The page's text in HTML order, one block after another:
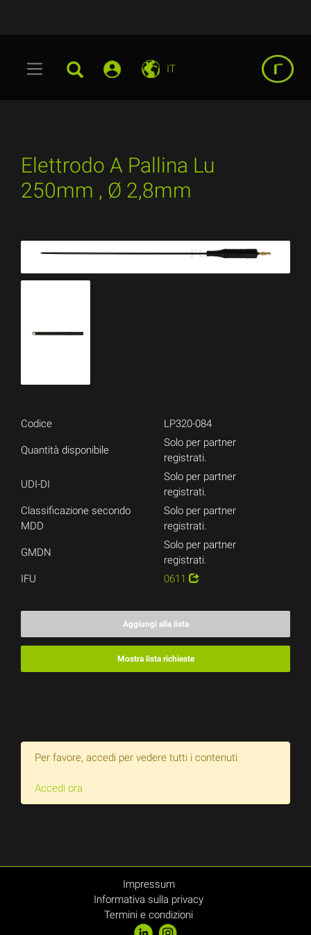
IT
Elettrodo A Pallina Lu
250mm , Ø 2,8mm
Codice LP320-084
Quantità disponibile
Solo per partner
registrati.
UDI-DI
Solo per partner
registrati.
Classificazione secondo
MDD
Solo per partner
registrati.
GMDN
Solo per partner
registrati.
IFU
0611
Aggiungi alla lista
Mostra lista richieste
Per favore, accedi per vedere tutti i contenuti
Accedi ora
Impressum
Informativa sulla privacy
Termini e condizioni